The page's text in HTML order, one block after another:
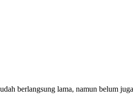
berlangsung lama, namun belum